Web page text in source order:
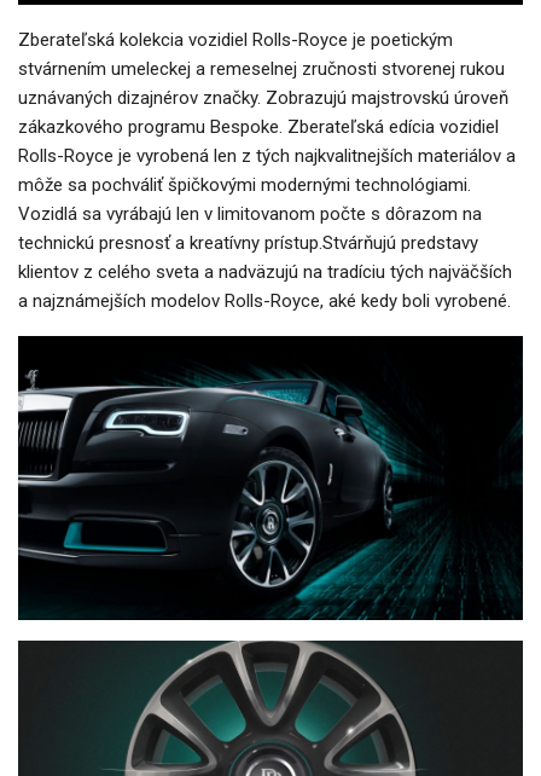
Zberateľská kolekcia vozidiel Rolls-Royce je poetickým
stvárnením umeleckej a remeselnej zručnosti stvorenej rukou
uznávaných dizajnérov značky. Zobrazujú majstrovskú úroveň
zákazkového programu Bespoke. Zberateľská edícia vozidiel
Rolls-Royce je vyrobená len z tých najkvalitnejších materiálov a
môže sa pochváliť špičkovými modernými technológiami.
Vozidlá sa vyrábajú len v limitovanom počte s dôrazom na
technickú presnosť a kreatívny prístup.Stvárňujú predstavy
klientov z celého sveta a nadväzujú na tradíciu tých najväčších
a najznámejších modelov Rolls-Royce, aké kedy boli vyrobené.